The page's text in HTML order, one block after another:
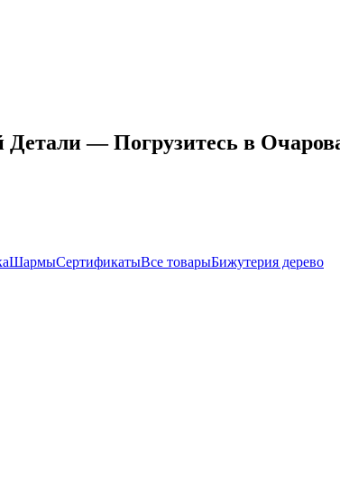
— Погрузитесь в
ШармыСертификатыВсе товарыБижутерия дерево